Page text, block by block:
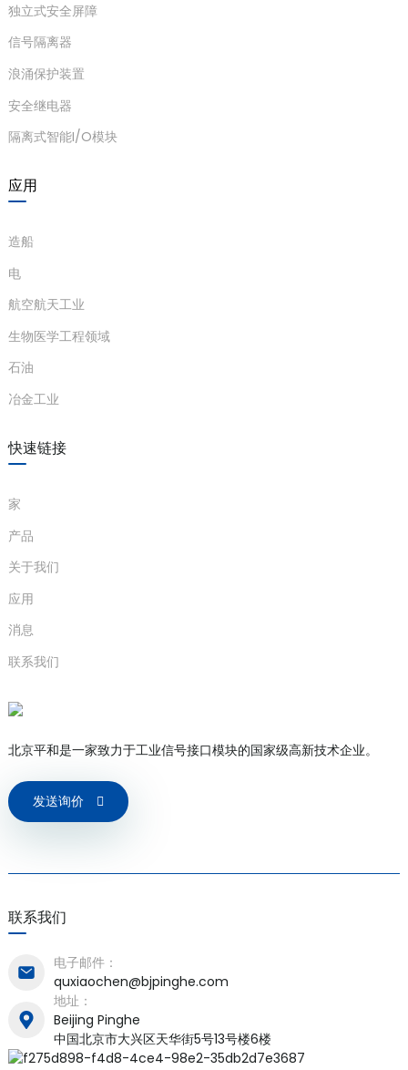
独立式安全屏障
信号隔离器
浪涌保护装置
安全继电器
隔离式智能I/O模块
应用
造船
电
航空航天工业
生物医学工程领域
石油
冶金工业
快速链接
家
产品
关于我们
应用
消息
联系我们
北京平和是一家致力于工业信号接口模块的国家级高新技术企业。
发送询价
联系我们
电子邮件：
quxiaochen@bjpinghe.com
地址：
Beijing Pinghe
中国北京市大兴区天华街5号13号楼6楼